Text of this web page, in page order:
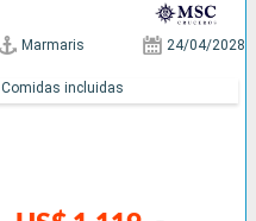
Marmaris 24/04/2028
Comidas incluidas